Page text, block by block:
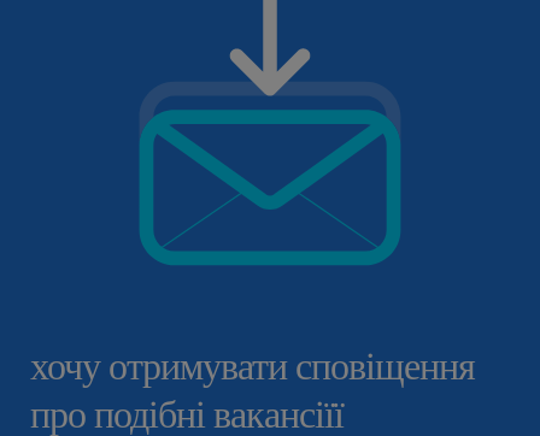
хочу отримувати сповіщення
про подібні вакансіїї